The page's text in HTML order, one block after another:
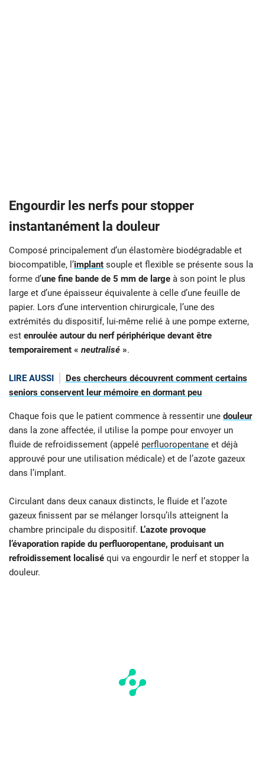
Engourdir les nerfs pour stopper
instantanément la douleur
Composé principalement d’un élastomère biodégradable et
biocompatible, l’implant souple et flexible se présente sous la
forme d’une fine bande de 5 mm de large à son point le plus
large et d’une épaisseur équivalente à celle d’une feuille de
papier. Lors d’une intervention chirurgicale, l’une des
extrémités du dispositif, lui-même relié à une pompe externe,
est enroulée autour du nerf périphérique devant être
temporairement « neutralisé ».
LIRE AUSSI
Des chercheurs découvrent comment certains
seniors conservent leur mémoire en dormant peu
Chaque fois que le patient commence à ressentir une douleur
dans la zone affectée, il utilise la pompe pour envoyer un
fluide de refroidissement (appelé perfluoropentane et déjà
approuvé pour une utilisation médicale) et de l’azote gazeux
dans l’implant.
Circulant dans deux canaux distincts, le fluide et l’azote
gazeux finissent par se mélanger lorsqu’ils atteignent la
chambre principale du dispositif. L’azote provoque
l’évaporation rapide du perfluoropentane, produisant un
refroidissement localisé qui va engourdir le nerf et stopper la
douleur.